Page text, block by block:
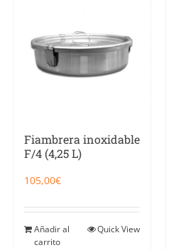
Fiambrera inoxidable
F/4 (4,25 L)
105,00€
Añadir al
carrito
Quick View